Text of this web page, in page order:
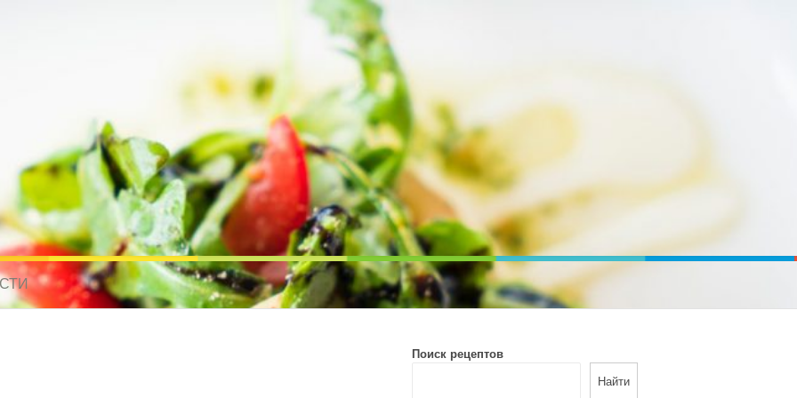
рецепты для всех
РЕЦЕПТЫ ДЛЯ МУЛЬТИВАРКИ. РЕЦЕПТЫ ДЛЯ МИКРОВОЛНОВОЙ ПЕЧИ. ДИЕТИЧЕСКОЕ ПИТАНИЕ
Поиск рецептов
Найти